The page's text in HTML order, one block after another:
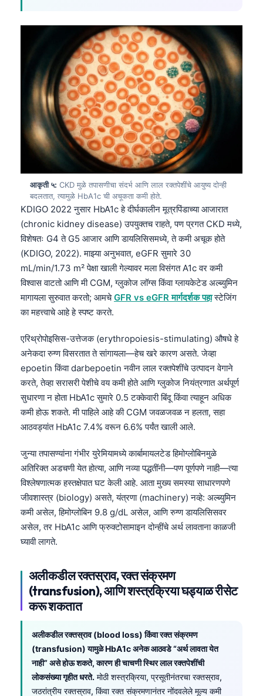
आकृती ५: CKD मुळे तपासणीचा संदर्भ आणि लाल रक्तपेशींचे आयुष्य दोन्ही
बदलतात, त्यामुळे HbA1c ची अचूकता कमी होते.
KDIGO 2022 नुसार HbA1c हे दीर्घकालीन मूत्रपिंडाच्या आजारात
(chronic kidney disease) उपयुक्तच राहते, पण प्रगत CKD मध्ये,
विशेषतः G4 ते G5 आजार आणि डायलिसिसमध्ये, ते कमी अचूक होते
(KDIGO, 2022). माझ्या अनुभवात, eGFR सुमारे 30
mL/min/1.73 m² पेक्षा खाली गेल्यावर मला विसंगत A1c वर कमी
विश्वास वाटतो आणि मी CGM, ग्लुकोज लॉग्स किंवा ग्लायकेटेड अल्ब्युमिन
मागायला सुरुवात करतो; आमचेGFR vs eGFR मार्गदर्शक पहास्टेजिंग
का महत्त्वाचे आहे हे स्पष्ट करते.
एरिथ्रोपोइसिस-उत्तेजक (erythropoiesis-stimulating) औषधे हे
अनेकदा रुग्ण विसरतात ते सांगायला—हेच खरे कारण असते. जेव्हा
epoetin किंवा darbepoetin नवीन लाल रक्तपेशींचे उत्पादन वेगाने
करते, तेव्हा सरासरी पेशीचे वय कमी होते आणि ग्लुकोज नियंत्रणात अर्थपूर्ण
सुधारणा न होता HbA1c सुमारे 0.5 टक्केवारी बिंदू किंवा त्याहून अधिक
कमी होऊ शकते. मी पाहिले आहे की CGM जवळजवळ न हलता, सहा
आठवड्यांत HbA1c 7.4% वरून 6.6% पर्यंत खाली आले.
जुन्या तपासण्यांना गंभीर युरेमियामध्ये कार्बामायलटेड हिमोग्लोबिनमुळे
अतिरिक्त अडचणी येत होत्या, आणि नव्या पद्धतींनी—पण पूर्णपणे नाही—त्या
विश्लेषणात्मक हस्तक्षेपात घट केली आहे. आता मुख्य समस्या साधारणपणे
जीवशास्त्र (biology) असते, यंत्रणा (machinery) नव्हे: अल्ब्युमिन
कमी असेल, हिमोग्लोबिन 9.8 g/dL असेल, आणि रुग्ण डायलिसिसवर
असेल, तर HbA1c आणि फ्रुक्टोसामाइन दोन्हींचे अर्थ लावताना काळजी
घ्यावी लागते.
अलीकडील रक्तस्राव, रक्त संक्रमण
(transfusion), आणि शस्त्रक्रिया घड्याळ रीसेट
करू शकतात
अलीकडील रक्तस्राव (blood loss) किंवा रक्त संक्रमण
(transfusion) यामुळे HbA1c अनेक आठवडे “अर्थ लावता येत
नाही” असे होऊ शकते, कारण ही चाचणी स्थिर लाल रक्तपेशींची
लोकसंख्या गृहीत धरते. मोठी शस्त्रक्रिया, प्रसूतीनंतरचा रक्तस्राव,
जठरांत्रीय रक्तस्राव, किंवा रक्त संक्रमणानंतर नोंदवलेले मूल्य कमी